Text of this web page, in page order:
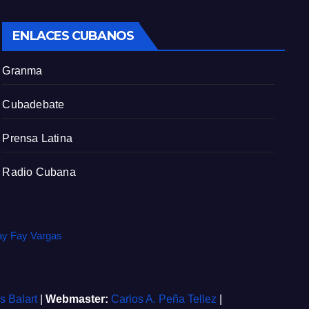
e
ENLACES CUBANOS
Granma
Cubadebate
Prensa Latina
Radio Cubana
Fay Vargas
Balart Webmaster: Carlos A. Peña Tellez